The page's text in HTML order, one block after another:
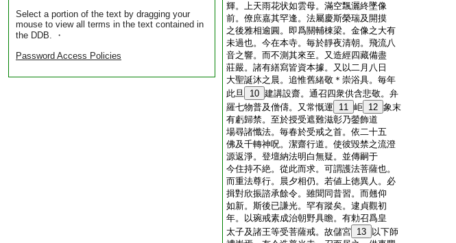
Select a portion of the text by dragging your
mouse to view all terms in the text contained in
the DDB. ・
Password Access Policies
輝。上天雨花状如雲母。滿空飄灑終墜像
前。僚庶嘉其罕逢。法屬慶斯榮瑞及開摸
之後雅相逾圓。即爲關輔棟梁。金像之大有
未過也。今在本寺。毎於靜夜清朝。飛流八
音之響。而不測其來至。又造經四藏備盡
莊嚴。諸有繕寫皆資本據。又以二月八日
大聖誕沐之晨。追惟舊緒敬＊崇浴具。毎年
此旦 10 建講設齋。通召四衆供含悲敬。弁
羅七物普及僧儔。又常慨運
11 岠 12 象末
有虧歸禁。至於授受遮難滋彰乃鎣飾道
場尋諸懺法。毎春於受戒之首。依二十五
佛及千轉神呪。潔齋行道。使彼毀禁之流澄
源返淨。登壇納法明白無疑。並傳嗣于
今住持不絶。從此而求。可謂護法菩薩也。
而重法尊行。晨夕相仍。若値上徳異人。必
揖對欣振諮承餘令。雖聞同昔習。而翹仰
如新。斯後已謙光。罕有蹤矣。逮貞觀初
年。以琬戒素成治朝野具瞻。有勅召爲皇
太子及諸王等受菩薩戒。故儲宮 13
以下師